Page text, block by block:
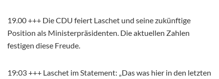
19.00 +++ Die CDU feiert Laschet und seine zukünftige
Position als Ministerpräsidenten. Die aktuellen Zahlen
festigen diese Freude.
19:03 +++ Laschet im Statement: „Das was hier in den letzten